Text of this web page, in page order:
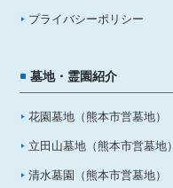
プライバシーポリシー
墓地・霊園紹介
花園墓地（熊本市営墓地）
立田山墓地（熊本市営墓地）
清水墓園（熊本市営墓地）